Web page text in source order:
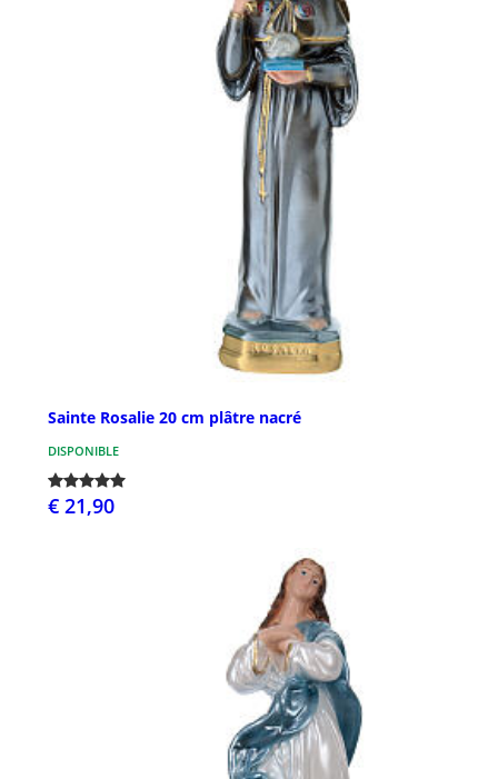
Sainte Rosalie 20 cm plâtre nacré
DISPONIBLE
€ 21,90